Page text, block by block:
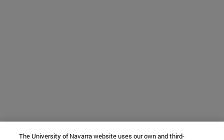
The University of Navarra website uses our own and third-